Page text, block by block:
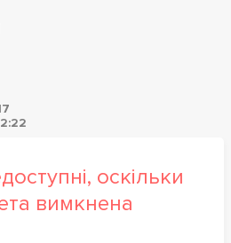
оскільки
вимкнена